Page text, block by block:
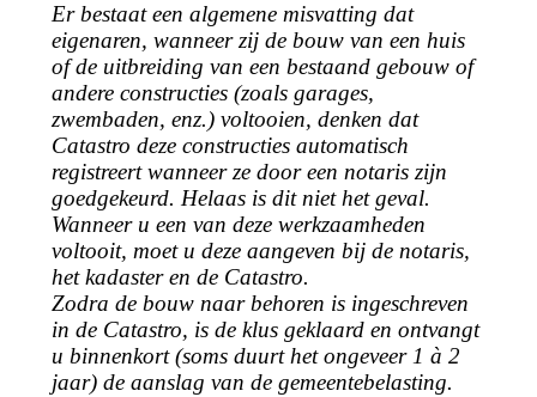
Er bestaat een algemene misvatting dat
eigenaren, wanneer zij de bouw van een huis
of de uitbreiding van een bestaand gebouw of
andere constructies (zoals garages,
zwembaden, enz.) voltooien, denken dat
Catastro deze constructies automatisch
registreert wanneer ze door een notaris zijn
goedgekeurd. Helaas is dit niet het geval.
Wanneer u een van deze werkzaamheden
voltooit, moet u deze aangeven bij de notaris,
het kadaster en de Catastro.
Zodra de bouw naar behoren is ingeschreven
in de Catastro, is de klus geklaard en ontvangt
u binnenkort (soms duurt het ongeveer 1 à 2
jaar) de aanslag van de gemeentebelasting.